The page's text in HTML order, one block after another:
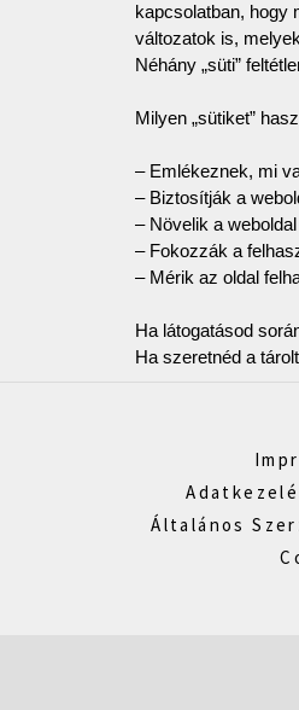
kapcsolatban, hogy
változatok is,
Néhány „süti”
Milyen „sütiket”
– Emlékeznek, mi
– Biztosítják a
– Növelik a weboldal
– Fokozzák a
– Mérik az oldal
Ha látogatásod
Ha szeretnéd a
Általános